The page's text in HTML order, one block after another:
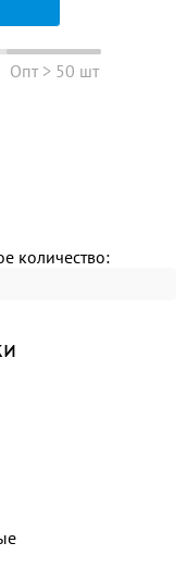
Опт > 50 шт
количество: